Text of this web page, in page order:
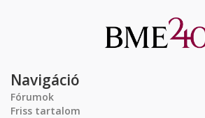
Navigáció
Fórumok
Friss tartalom